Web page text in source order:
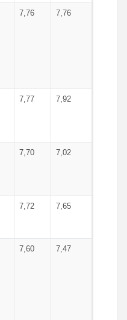
7,76 7,76
7,77 7,92
7,70 7,02
7,72 7,65
7,60 7,47